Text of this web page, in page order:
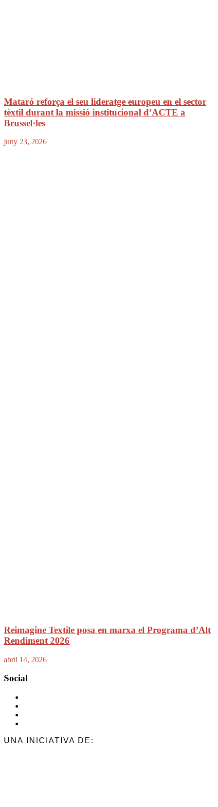
Mataró reforça el seu lideratge europeu en el sector
tèxtil durant la missió institucional d’ACTE a
Brussel·les
juny 23, 2026
Reimagine Textile posa en marxa el Programa d’Alt
Rendiment 2026
abril 14, 2026
Social
UNA INICIATIVA DE: